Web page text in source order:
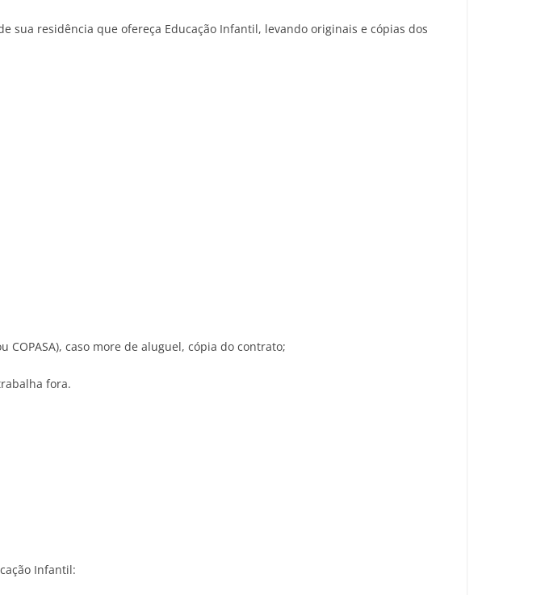
sua residência que ofereça Educação Infantil, levando originais e cópias dos
COPASA), caso more de aluguel, cópia do contrato;
fora.
Infantil: